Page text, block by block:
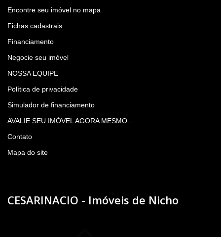
Encontre seu imóvel no mapa
Fichas cadastrais
Financiamento
Negocie seu imóvel
NOSSA EQUIPE
Política de privacidade
Simulador de financiamento
AVALIE SEU IMÓVEL AGORA MESMO...
Contato
Mapa do site
CESARINACIO - Imóveis de Nicho